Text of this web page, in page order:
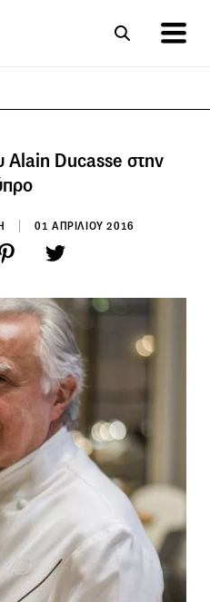
Alain Ducasse στην
01 ΑΠΡΙΛΙΟΥ 2016